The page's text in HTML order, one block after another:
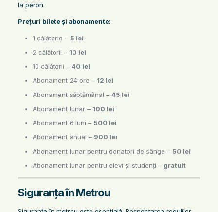
la peron.
Prețuri bilete și abonamente:
1 călătorie – 5 lei
2 călătorii – 10 lei
10 călătorii – 40 lei
Abonament 24 ore – 12 lei
Abonament săptămânal – 45 lei
Abonament lunar – 100 lei
Abonament 6 luni – 500 lei
Abonament anual – 900 lei
Abonament lunar pentru donatori de sânge – 50 lei
Abonament lunar pentru elevi și studenți – gratuit
Siguranța în Metrou